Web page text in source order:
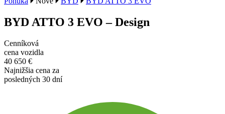
BYD ATTO 3 EVO – Design
Cenníková
cena vozidla
40 650 €
Najnižšia cena za
posledných 30 dní